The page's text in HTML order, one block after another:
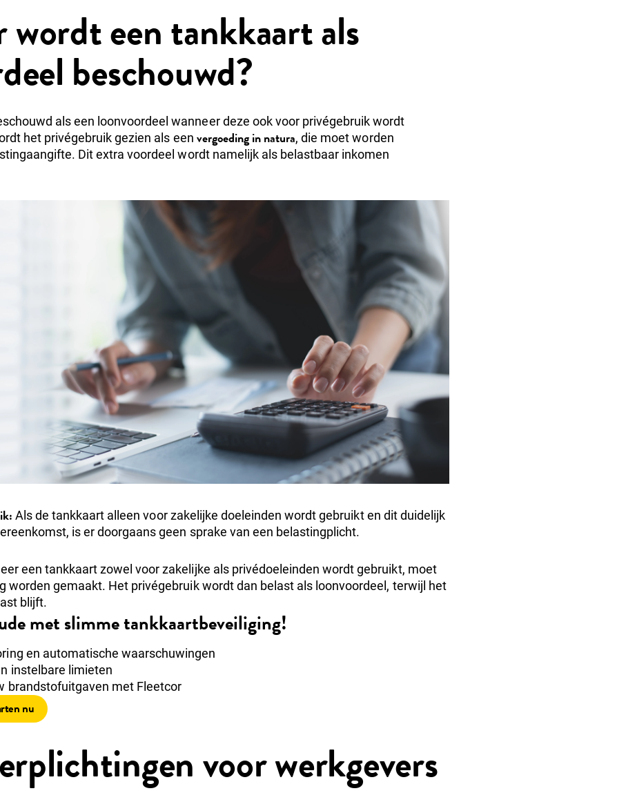
wordt een tankkaart als
beschouwd?
als een loonvoordeel wanneer deze ook voor privégebruik wordt
het privégebruik gezien als een vergoeding in natura, die moet worden
Dit extra voordeel wordt namelijk als belastbaar inkomen
Als de tankkaart alleen voor zakelijke doeleinden wordt gebruikt en dit duidelijk
is er doorgaans geen sprake van een belastingplicht.
een tankkaart zowel voor zakelijke als privédoeleinden wordt gebruikt, moet
worden gemaakt. Het privégebruik wordt dan belast als loonvoordeel, terwijl het
blijft.
met slimme tankkaartbeveiliging!
en automatische waarschuwingen
instelbare limieten
brandstofuitgaven met Fleetcor
nu
voor werkgevers